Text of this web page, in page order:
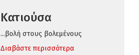
Κατιούσα
...βολή στους βολεμένους
Διαβάστε περισσότερα